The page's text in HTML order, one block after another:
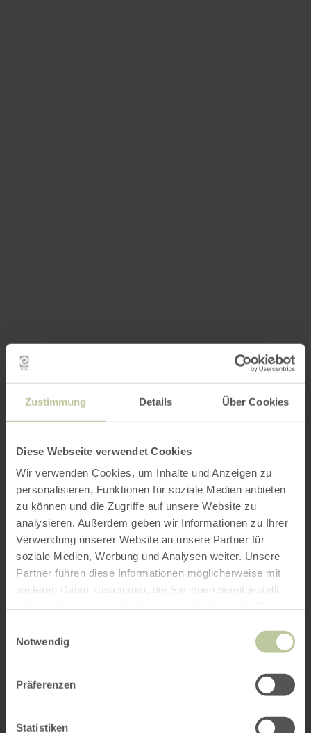
Zustimmung Details Über Cookies
Diese Webseite verwendet Cookies
Wir verwenden Cookies, um Inhalte und Anzeigen zu
personalisieren, Funktionen für soziale Medien anbieten
zu können und die Zugriffe auf unsere Website zu
analysieren. Außerdem geben wir Informationen zu Ihrer
Verwendung unserer Website an unsere Partner für
soziale Medien, Werbung und Analysen weiter. Unsere
Partner führen diese Informationen möglicherweise mit
weiteren Daten zusammen, die Sie ihnen bereitgestellt
Notwendig
Präferenzen
Statistiken